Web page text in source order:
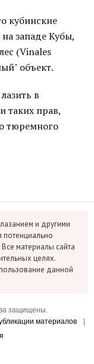
кубинские
западе Кубы,
(Vinales
объект.
в
таких прав,
тюремного
и другими
потенциально
материалы сайта
целях.
данной
защищены.
материалов